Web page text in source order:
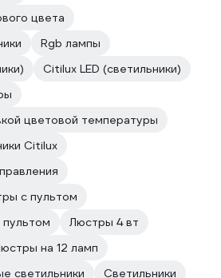
цвета
Rgb лампы
Citilux LED (светильники)
цветовой температуры
Citilux
с пультом
Люстры 4 вт
на 12 ламп
светильники
Светильники